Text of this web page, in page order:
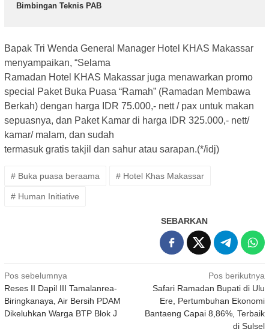
Bimbingan Teknis PAB
Bapak Tri Wenda General Manager Hotel KHAS Makassar
menyampaikan, “Selama
Ramadan Hotel KHAS Makassar juga menawarkan promo
special Paket Buka Puasa “Ramah” (Ramadan Membawa
Berkah) dengan harga IDR 75.000,- nett / pax untuk makan
sepuasnya, dan Paket Kamar di harga IDR 325.000,- nett/
kamar/ malam, dan sudah
termasuk gratis takjil dan sahur atau sarapan.(*/idj)
# Buka puasa beraama # Hotel Khas Makassar
# Human Initiative
SEBARKAN
Navigasi
pos
Pos sebelumnya
Reses II Dapil III Tamalanrea-
Biringkanaya, Air Bersih PDAM
Dikeluhkan Warga BTP Blok J
Pos berikutnya
Safari Ramadan Bupati di Ulu
Ere, Pertumbuhan Ekonomi
Bantaeng Capai 8,86%, Terbaik
di Sulsel